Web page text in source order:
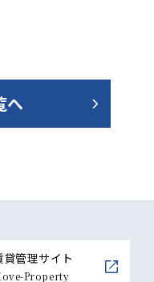
へ
貸管理サイト
Property